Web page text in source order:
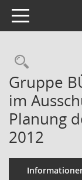
Toggle navigation
Gruppe
im
Planung
2012